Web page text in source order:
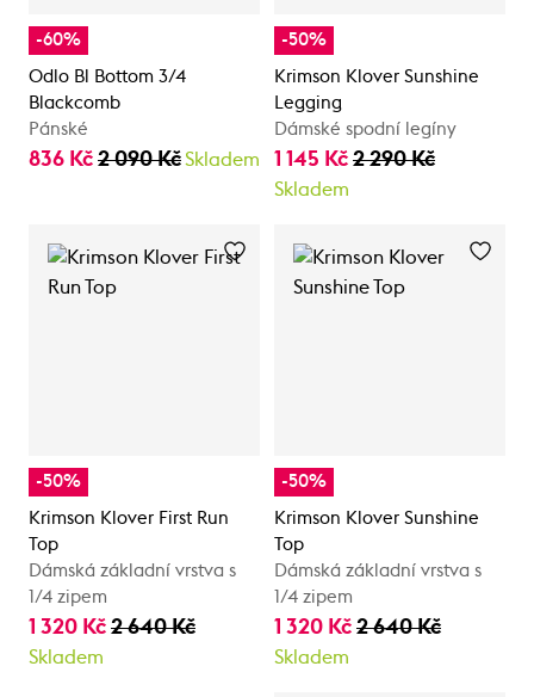
-60%
Odlo Bl Bottom 3/4
Blackcomb
Pánské
836 Kč 2 090 KčSkladem
-50%
Krimson Klover Sunshine
Legging
Dámské spodní legíny
1 145 Kč 2 290 Kč
Skladem
-50%
Krimson Klover First Run
Top
Dámská základní vrstva s
1/4 zipem
1 320 Kč 2 640 Kč
Skladem
-50%
Krimson Klover Sunshine
Top
Dámská základní vrstva s
1/4 zipem
1 320 Kč 2 640 Kč
Skladem